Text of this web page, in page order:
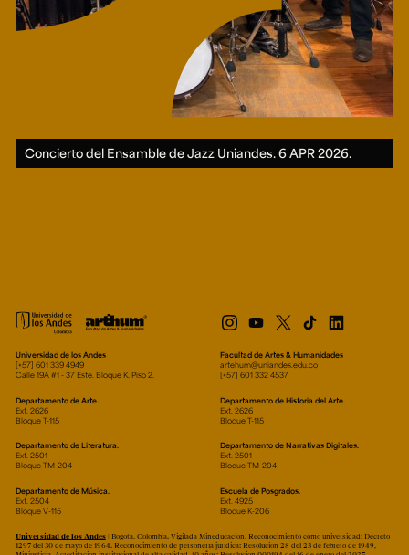
Concierto del Ensamble de Jazz Uniandes.6 APR 2026.
Universidad de los Andes
[+57] 601 339 4949
Calle 19A #1 - 37 Este. Bloque K. Piso 2.
Facultad de Artes & Humanidades
artehum@uniandes.edu.co
[+57] 601 332 4537
Departamento de Arte.
Ext. 2626
Bloque T-115
Departamento de Historia del Arte.
Ext. 2626
Bloque T-115
Departamento de Literatura.
Ext. 2501
Bloque TM-204
Departamento de Narrativas Digitales.
Ext. 2501
Bloque TM-204
Departamento de Música.
Ext. 2504
Bloque V-115
Escuela de Posgrados.
Ext. 4925
Bloque K-206
Universidad de los Andes| Bogotá, Colombia. Vigilada Mineducación. Reconocimiento como universidad: Decreto
1297 del 30 de mayo de 1964. Reconocimiento de personería jurídica: Resolución 28 del 23 de febrero de 1949,